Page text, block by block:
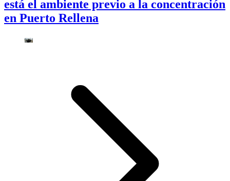
está el ambiente previo a la concentración
en Puerto Rellena